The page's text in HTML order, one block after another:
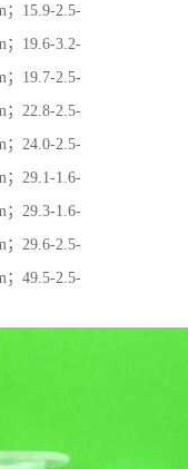
；15.9-2.5-
；19.6-3.2-
；19.7-2.5-
；22.8-2.5-
；24.0-2.5-
；29.1-1.6-
；29.3-1.6-
；29.6-2.5-
；49.5-2.5-